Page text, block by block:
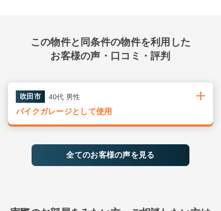
この物件と同条件の物件を利用した
お客様の声・口コミ・評判
吹田市 40代 男性
バイクガレージとして使用
全てのお客様の声を見る